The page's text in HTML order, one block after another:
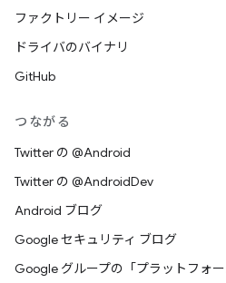
ファクトリー イメージ
ドライバのバイナリ
GitHub
つながる
Twitter の @Android
Twitter の @AndroidDev
Android ブログ
Google セキュリティ ブログ
Google グループの「プラットフォ